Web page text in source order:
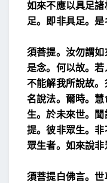
如來不應以具足諸
足。即非具足。是
須菩提。汝勿謂
是念。 何以故。若
不能解我所說故。
名說法。 爾時。慧
生。於未來世。
提。彼非眾生。非
眾生者。如來說非
須菩提白佛言。世